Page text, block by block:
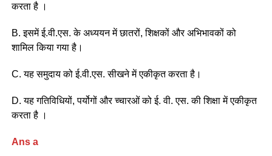
करता है ।
B. इसमें ई.वी.एस. के अध्ययन में छातरों, शिक्षकों और अभिभावकों को
शामिल किया गया है।
C. यह समुदाय को ई.वी.एस. सीखने में एकीकृत करता है।
D. यह गतिविधियों, पर्योगों और च्चारओं को ई. वी. एस. की शिक्षा में एकीकृत
करता है ।
Ans a